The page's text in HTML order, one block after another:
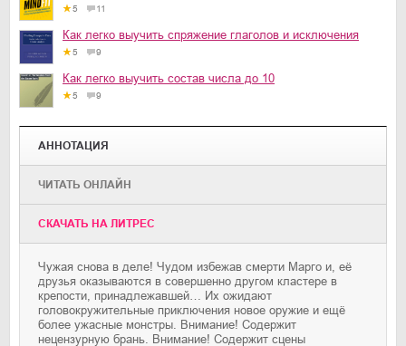
5 11
Как легко выучить спряжение глаголов и исключения
5 9
Как легко выучить состав числа до 10
5 9
АННОТАЦИЯ
ЧИТАТЬ ОНЛАЙН
CКАЧАТЬ НА ЛИТРЕС
Чужая снова в деле! Чудом избежав смерти Марго и, её
друзья оказываются в совершенно другом кластере в
крепости, принадлежавшей… Их ожидают
головокружительные приключения новое оружие и ещё
более ужасные монстры. Внимание! Содержит
нецензурную брань. Внимание! Содержит сцены